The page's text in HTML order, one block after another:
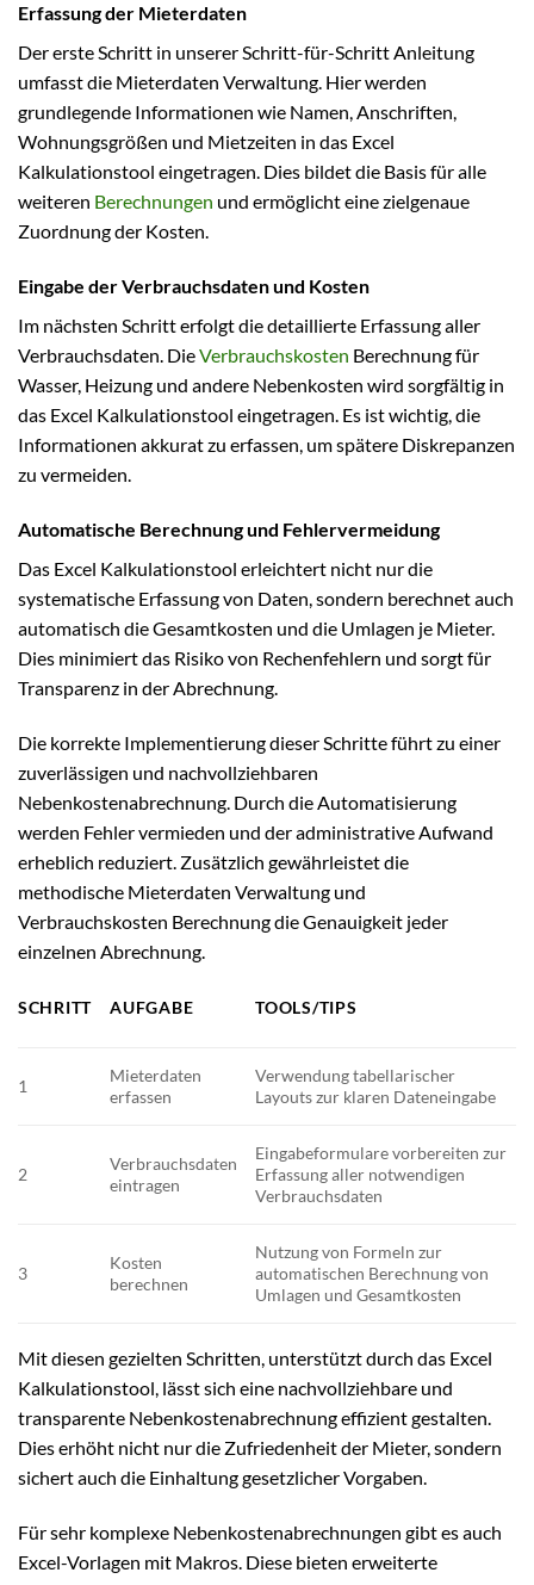
Erfassung der Mieterdaten
Der erste Schritt in unserer Schritt-für-Schritt Anleitung
umfasst die Mieterdaten Verwaltung. Hier werden
grundlegende Informationen wie Namen, Anschriften,
Wohnungsgrößen und Mietzeiten in das Excel
Kalkulationstool eingetragen. Dies bildet die Basis für alle
weiteren Berechnungen und ermöglicht eine zielgenaue
Zuordnung der Kosten.
Eingabe der Verbrauchsdaten und Kosten
Im nächsten Schritt erfolgt die detaillierte Erfassung aller
Verbrauchsdaten. DieVerbrauchskosten Berechnung für
Wasser, Heizung und andere Nebenkosten wird sorgfältig in
das Excel Kalkulationstool eingetragen. Es ist wichtig, die
Informationen akkurat zu erfassen, um spätere Diskrepanzen
zu vermeiden.
Automatische Berechnung und Fehlervermeidung
Das Excel Kalkulationstool erleichtert nicht nur die
systematische Erfassung von Daten, sondern berechnet auch
automatisch die Gesamtkosten und die Umlagen je Mieter.
Dies minimiert das Risiko von Rechenfehlern und sorgt für
Transparenz in der Abrechnung.
Die korrekte Implementierung dieser Schritte führt zu einer
zuverlässigen und nachvollziehbaren
Nebenkostenabrechnung. Durch die Automatisierung
werden Fehler vermieden und der administrative Aufwand
erheblich reduziert. Zusätzlich gewährleistet die
methodische Mieterdaten Verwaltung und
Verbrauchskosten Berechnung die Genauigkeit jeder
einzelnen Abrechnung.
SCHRITT AUFGABE TOOLS/TIPS
1
Mieterdaten
erfassen
Verwendung tabellarischer
Layouts zur klaren Dateneingabe
2
Verbrauchsdaten
eintragen
Eingabeformulare vorbereiten zur
Erfassung aller notwendigen
Verbrauchsdaten
3
Kosten
berechnen
Nutzung von Formeln zur
automatischen Berechnung von
Umlagen und Gesamtkosten
Mit diesen gezielten Schritten, unterstützt durch das Excel
Kalkulationstool, lässt sich eine nachvollziehbare und
transparente Nebenkostenabrechnung effizient gestalten.
Dies erhöht nicht nur die Zufriedenheit der Mieter, sondern
sichert auch die Einhaltung gesetzlicher Vorgaben.
Für sehr komplexe Nebenkostenabrechnungen gibt es auch
Excel-Vorlagen mit Makros. Diese bieten erweiterte